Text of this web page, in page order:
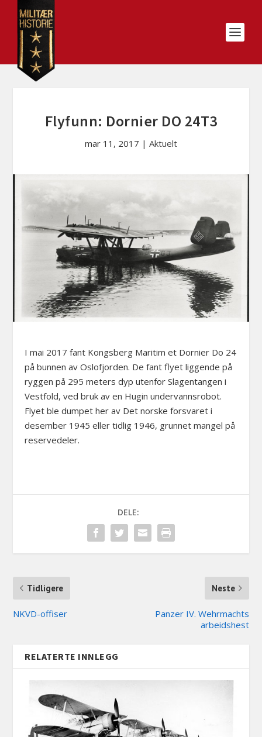
Flyfunn: Dornier DO 24T3
mar 11, 2017 | Aktuelt
I mai 2017 fant Kongsberg Maritim et Dornier Do 24
på bunnen av Oslofjorden. De fant flyet liggende på
ryggen på 295 meters dyp utenfor Slagentangen i
Vestfold, ved bruk av en Hugin undervannsrobot.
Flyet ble dumpet her av Det norske forsvaret i
desember 1945 eller tidlig 1946, grunnet mangel på
reservedeler.
DELE:
Tidligere
NKVD-offiser
Neste
Panzer IV. Wehrmachts
arbeidshest
RELATERTE INNLEGG